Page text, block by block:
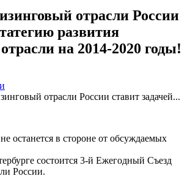
отрасли России
развития
на 2014-2020 годы!
отрасли России ставит задачей...
останется в стороне от обсуждаемых
состоится 3-й Ежегодный Съезд
России.